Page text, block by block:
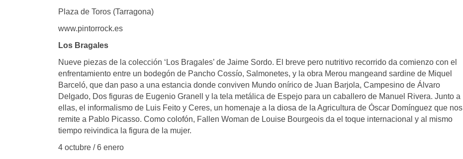
Plaza de Toros (Tarragona)
www.pintorrock.es
Los Bragales
Nueve piezas de la colección ‘Los Bragales’ de Jaime Sordo. El breve pero nutritivo recorrido da comienzo con el
enfrentamiento entre un bodegón de Pancho Cossío, Salmonetes, y la obra Merou mangeand sardine de Miquel
Barceló, que dan paso a una estancia donde conviven Mundo onírico de Juan Barjola, Campesino de Álvaro
Delgado, Dos figuras de Eugenio Granell y la tela metálica de Espejo para un caballero de Manuel Rivera. Junto a
ellas, el informalismo de Luis Feito y Ceres, un homenaje a la diosa de la Agricultura de Óscar Domínguez que nos
remite a Pablo Picasso. Como colofón, Fallen Woman de Louise Bourgeois da el toque internacional y al mismo
tiempo reivindica la figura de la mujer.
4 octubre / 6 enero